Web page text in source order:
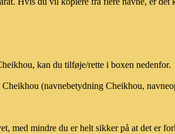
kan du tilføje/rette i boxen nedenfor.
(navnebetydning Cheikhou,
med mindre du er helt sikker på at det er